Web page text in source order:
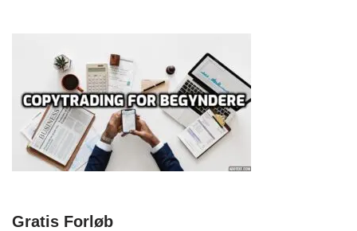
Gratis Forløb